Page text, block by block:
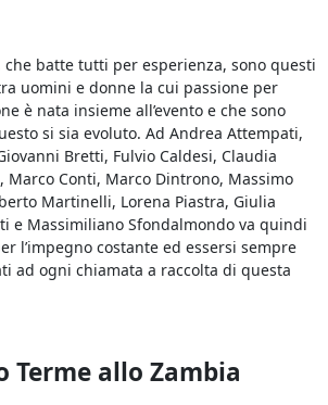
batte tutti per esperienza, sono questi
uomini e donne la cui passione per
è nata insieme all’evento e che sono
si sia evoluto. Ad Andrea Attempati,
Bretti, Fulvio Caldesi, Claudia
Marco Conti, Marco Dintrono, Massimo
Martinelli, Lorena Piastra, Giulia
e Massimiliano Sfondalmondo va quindi
l’impegno costante ed essersi sempre
ad ogni chiamata a raccolta di questa
Terme allo Zambia